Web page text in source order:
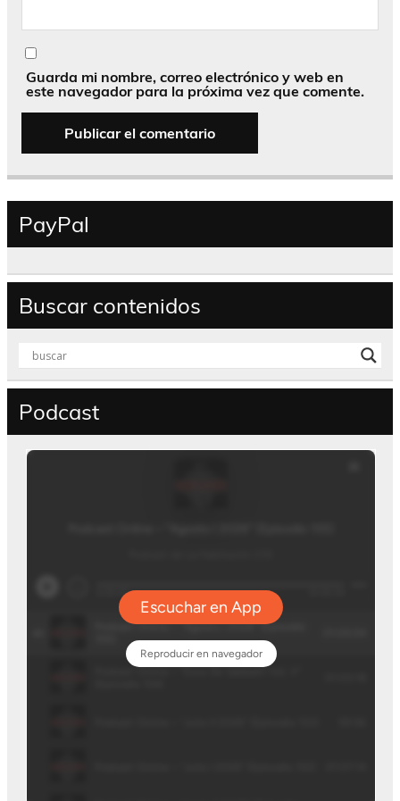
Guarda mi nombre, correo electrónico y web en
este navegador para la próxima vez que comente.
PayPal
Buscar contenidos
Podcast